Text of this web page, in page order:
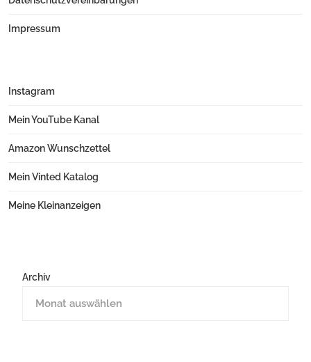
Impressum
Instagram
Mein YouTube Kanal
Amazon Wunschzettel
Mein Vinted Katalog
Meine Kleinanzeigen
Archiv